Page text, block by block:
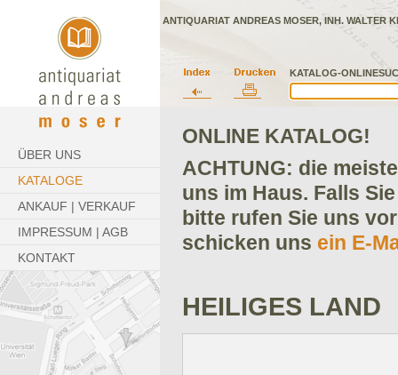
KATALOG-
ANTIQUARIAT ANDREAS MOSER, INH. WALTER
ÜBER UNS
KATALOGE
ANKAUF | VERKAUF
IMPRESSUM | AGB
KONTAKT
ONLINE KATALOG!
ACHTUNG: die
uns im Haus. Falls
bitte rufen Sie uns
schicken uns ein E-
HEILIGES LAND